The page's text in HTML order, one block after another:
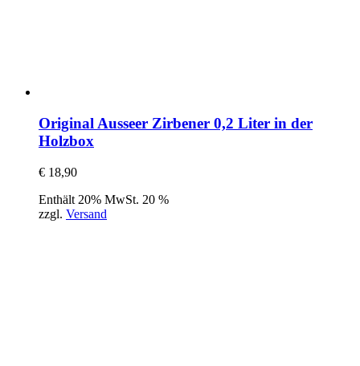
Original Ausseer Zirbener 0,2 Liter in der
Holzbox
€ 18,90
Enthält 20% MwSt. 20 %
zzgl. Versand